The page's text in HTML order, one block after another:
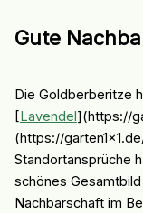
Gute
Die Goldberberitze
[Lavendel](https://
(https://
Standortansprüche
schönes
Nachbarschaft im